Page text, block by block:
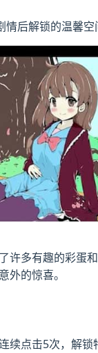
情后解锁的温馨空
许多有趣的彩蛋
外的惊喜。
续点击5次，解锁